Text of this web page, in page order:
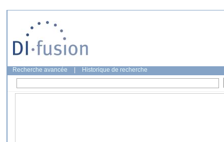
Recherche avancée Historique de recherche